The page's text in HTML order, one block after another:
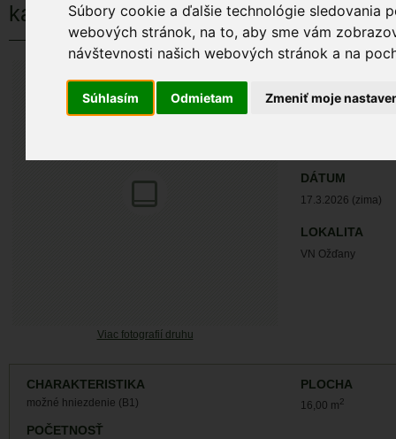
Súbory cookie a ďalšie technológie sledovania
webových stránok, na to, aby sme vám
návštevnosti našich webových stránok a na
Súhlasím Odmietam Zmeniť moje
kačica divá
Viac fotografií druhu
DÁTUM
17.3.2026 (zima)
LOKALITA
VN Ožďany
CHARAKTERISTIKA
možné hniezdenie (B1)
PLOCHA
16,00 m2
POČETNOSŤ